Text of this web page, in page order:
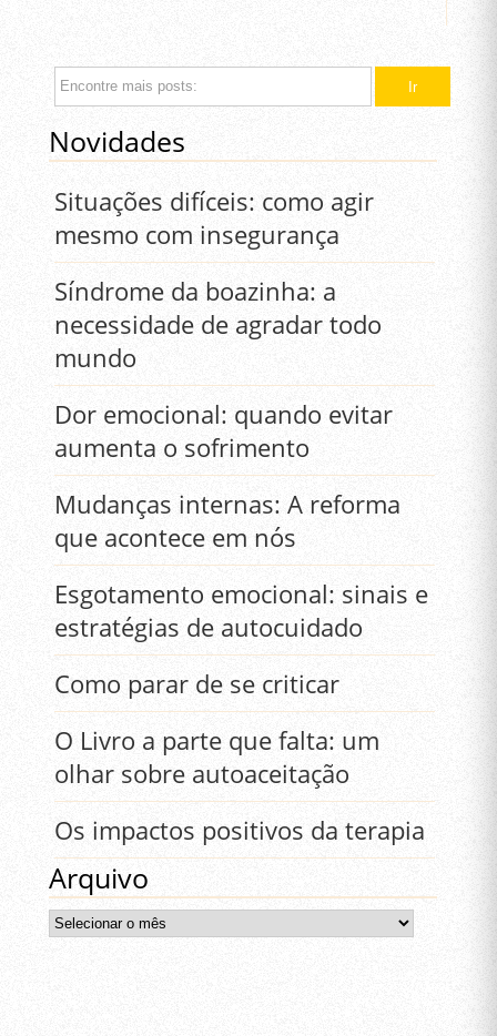
Novidades
Situações difíceis: como agir
mesmo com insegurança
Síndrome da boazinha: a
necessidade de agradar todo
mundo
Dor emocional: quando evitar
aumenta o sofrimento
Mudanças internas: A reforma
que acontece em nós
Esgotamento emocional: sinais e
estratégias de autocuidado
Como parar de se criticar
O Livro a parte que falta: um
olhar sobre autoaceitação
Os impactos positivos da terapia
Arquivo
Arquivo